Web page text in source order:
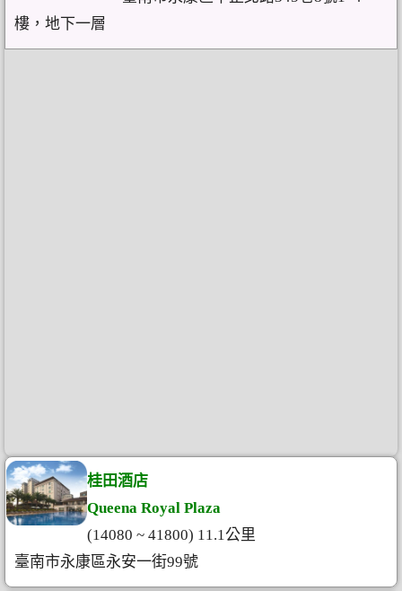
樓，地下一層
桂田酒店
Queena Royal Plaza
(14080 ~ 41800) 11.1公里
臺南市永康區永安一街99號